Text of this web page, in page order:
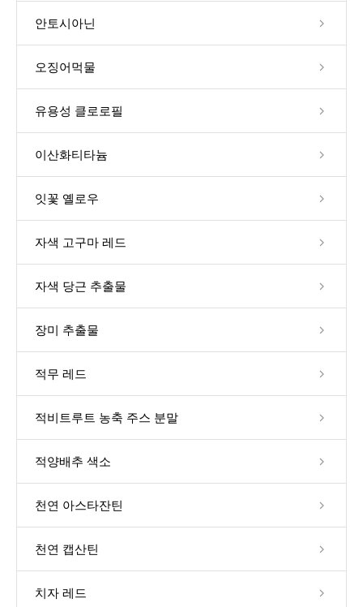
안토시아닌
오징어먹물
유용성 클로로필
이산화티타늄
잇꽃 옐로우
자색 고구마 레드
자색 당근 추출물
장미 추출물
적무 레드
적비트루트 농축 주스 분말
적양배추 색소
천연 아스타잔틴
천연 캡산틴
치자 레드